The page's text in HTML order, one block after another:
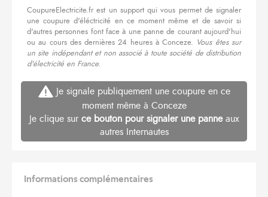
CoupureElectricite.fr est un support qui vous permet de signaler
une coupure d'éléctricité en ce moment même et de savoir si
d'autres personnes font face à une panne de courant aujourd'hui
ou au cours des dernières 24 heures à Conceze. Vous êtes sur
un site indépendant et non associé à toute société de distribution
d'électricité en France.
Je signale publiquement une coupure en ce
moment même à Conceze
Je clique sur ce bouton pour signaler une panneaux
autres Internautes
Informations complémentaires